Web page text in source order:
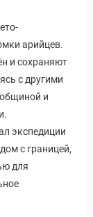
арийцев.
и сохраняют
с другими
и
экспедиции
с границей,
для